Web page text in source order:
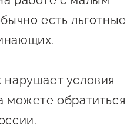
есть льготные
условия
можете обратиться